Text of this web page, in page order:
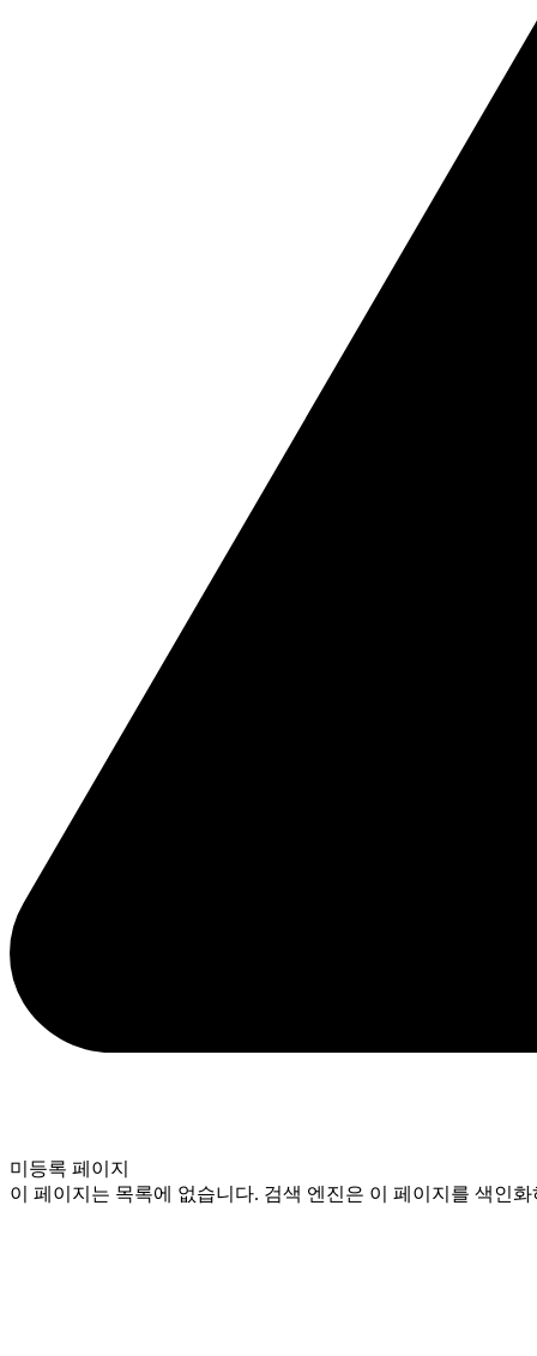
미등록 페이지
이 페이지는 목록에 없습니다. 검색 엔진은 이 페이지를 색인